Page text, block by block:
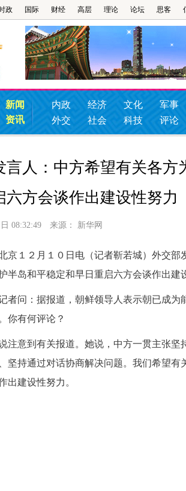
政 国际 财经 高层 理论 论坛 思客
新闻
资讯
内政 经济 文化 军事
外交
社会 科技 评论
言人：中方希望有关各方
六方会谈作出建设性努力
08:32:49 来源： 新华网
１２月１０日电（记者靳若城）外交部
半岛和平稳定和早日重启六方会谈作出建
问：据报道，朝鲜领导人表示朝已成为
你有何评论？
意到有关报道。她说，中方一贯主张坚
坚持通过对话协商解决问题。我们希望
出建设性努力。